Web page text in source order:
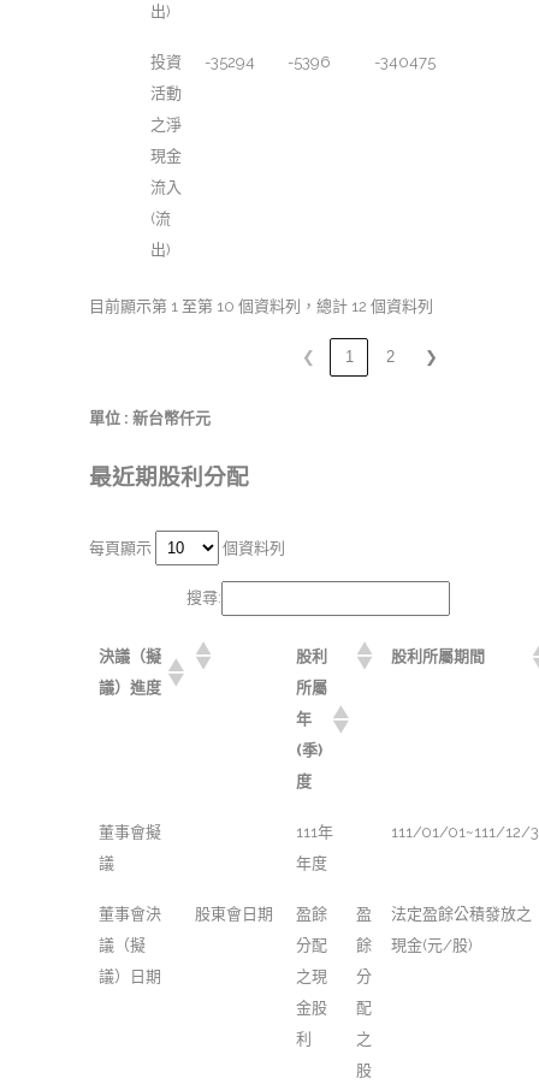
出)
投資
活動
之淨
現金
流入
(流
出)
-35294 -5396 -340475
目前顯示第 1 至第 10 個資料列，總計 12 個資料列
❮ 1 2 ❯
單位 : 新台幣仟元
最近期股利分配
每頁顯示 個資料列
搜尋:
決議（擬
議）進度
股利
所屬
年
(季)
度
股利所屬期間
董事會擬
議
111年
年度
111/01/01~111/12/
董事會決
議（擬
議）日期
股東會日期
盈餘
分配
之現
金股
利
盈
餘
分
配
之
股
法定盈餘公積發放之
現金(元/股)